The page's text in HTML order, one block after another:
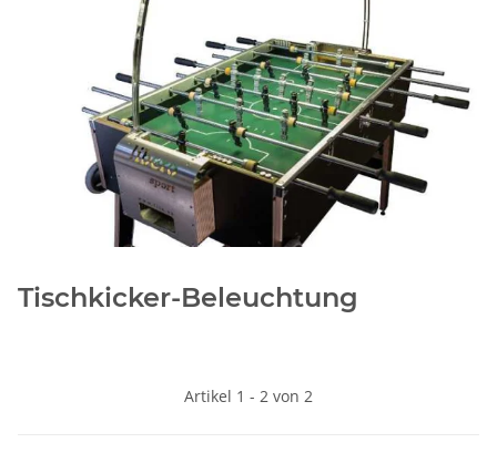
Tischkicker-Beleuchtung
Artikel 1 - 2 von 2